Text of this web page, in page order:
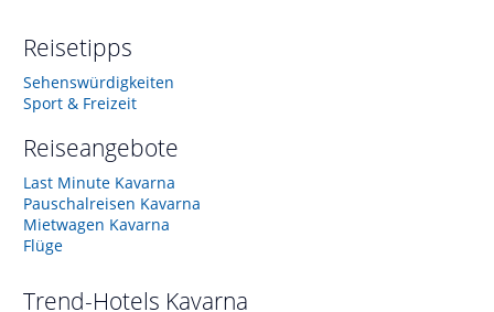
Reisetipps
Sehenswürdigkeiten
Sport & Freizeit
Reiseangebote
Last Minute Kavarna
Pauschalreisen Kavarna
Mietwagen Kavarna
Flüge
Trend-Hotels Kavarna